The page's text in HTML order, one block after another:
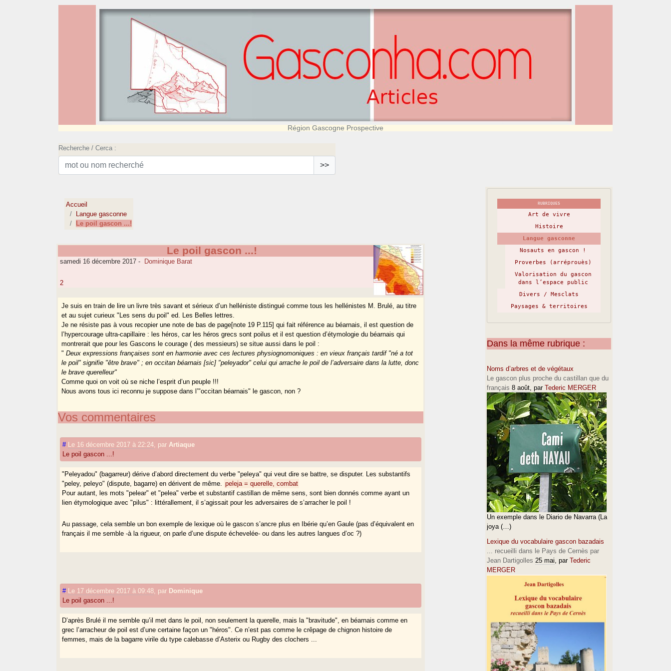
Région Gascogne Prospective
Recherche / Cerca :
>>
Accueil
Langue gasconne
Le poil gascon ...!
Le poil gascon ...!
samedi 16 décembre 2017 - Dominique Barat
2
Je suis en train de lire un livre très savant et sérieux d’un helléniste distingué comme tous les hellénistes M. Brulé, au titre
et au sujet curieux "Les sens du poil" ed. Les Belles lettres.
Je ne résiste pas à vous recopier une note de bas de page[note 19 P.115] qui fait référence au béarnais, il est question de
l’hypercourage ultra-capillaire : les héros, car les héros grecs sont poilus et il est question d’étymologie du béarnais qui
montrerait que pour les Gascons le courage ( des messieurs) se situe aussi dans le poil :
" Deux expressions françaises sont en harmonie avec ces lectures physiognomoniques : en vieux français tardif "né a tot
le poil" signifie "être brave" ; en occitan béarnais [sic] "peleyador" celui qui arrache le poil de l’adversaire dans la lutte, donc
le brave querelleur"
Comme quoi on voit où se niche l’esprit d’un peuple !!!
Nous avons tous ici reconnu je suppose dans l’"occitan béarnais" le gascon, non ?
Vos commentaires
# Le 16 décembre 2017 à 22:24 par Artiaque
Le poil gascon ...!
"Peleyadou" (bagarreur) dérive d’abord directement du verbe "peleya" qui veut dire se battre, se disputer. Les substantifs
"peley, peleyo" (dispute, bagarre) en dérivent de même.
peleja = querelle, combat
Pour autant, les mots "pelear" et "pelea" verbe et substantif castillan de même sens, sont bien donnés comme ayant un
lien étymologique avec "pilus" : littérallement, il s’agissait pour les adversaires de s’arracher le poil !
Au passage, cela semble un bon exemple de lexique où le gascon s’ancre plus en Ibérie qu’en Gaule (pas d’équivalent en
français il me semble -à la rigueur, on parle d’une dispute échevelée- ou dans les autres langues d’oc ?)
# Le 17 décembre 2017 à 09:48 par Dominique
Le poil gascon ...!
D’après Brulé il me semble qu’il met dans le poil, non seulement la querelle, mais la "bravitude", en béarnais comme en
grec l’arracheur de poil est d’une certaine façon un "héros". Ce n’est pas comme le crêpage de chignon histoire de
femmes, mais de la bagarre virile du type calebasse d’Asterix ou Rugby des clochers ...
RUBRIQUES
Art de vivre
Histoire
Langue gasconne
Nosauts en gascon !
Proverbes (arréprouès)
Valorisation du gascon
dans l’espace public
Divers / Mesclats
Paysages & territoires
Dans la même rubrique :
Noms d’arbres et de végétaux
Le gascon plus proche du castillan que du
français 8 août, par Tederic MERGER
Un exemple dans le Diario de Navarra (La
joya (…)
Lexique du vocabulaire gascon bazadais
... recueilli dans le Pays de Cernès par
Jean Dartigolles 25 mai, par Tederic
MERGER